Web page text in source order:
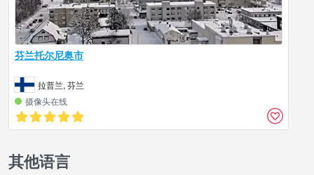
芬兰托尔尼奥市
拉普兰, 芬兰
摄像头在线
其他语言